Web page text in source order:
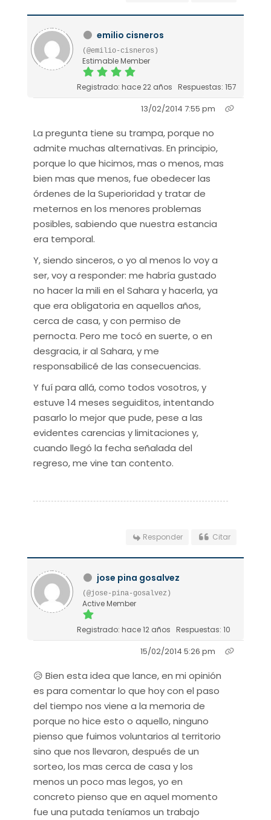
emilio cisneros
(@emilio-cisneros)
Estimable Member
Registrado: hace 22 años Respuestas: 157
13/02/2014 7:55 pm
La pregunta tiene su trampa, porque no
admite muchas alternativas. En principio,
porque lo que hicimos, mas o menos, mas
bien mas que menos, fue obedecer las
órdenes de la Superioridad y tratar de
meternos en los menores problemas
posibles, sabiendo que nuestra estancia
era temporal.
Y, siendo sinceros, o yo al menos lo voy a
ser, voy a responder: me habría gustado
no hacer la mili en el Sahara y hacerla, ya
que era obligatoria en aquellos años,
cerca de casa, y con permiso de
pernocta. Pero me tocó en suerte, o en
desgracia, ir al Sahara, y me
responsabilicé de las consecuencias.
Y fuí para allá, como todos vosotros, y
estuve 14 meses seguiditos, intentando
pasarlo lo mejor que pude, pese a las
evidentes carencias y limitaciones y,
cuando llegó la fecha señalada del
regreso, me vine tan contento.
Responder Citar
jose pina gosalvez
(@jose-pina-gosalvez)
Active Member
Registrado: hace 12 años Respuestas: 10
15/02/2014 5:26 pm
😥 Bien esta idea que lance, en mi opinión
es para comentar lo que hoy con el paso
del tiempo nos viene a la memoria de
porque no hice esto o aquello, ninguno
pienso que fuimos voluntarios al territorio
sino que nos llevaron, después de un
sorteo, los mas cerca de casa y los
menos un poco mas legos, yo en
concreto pienso que en aquel momento
fue una putada teníamos un trabajo